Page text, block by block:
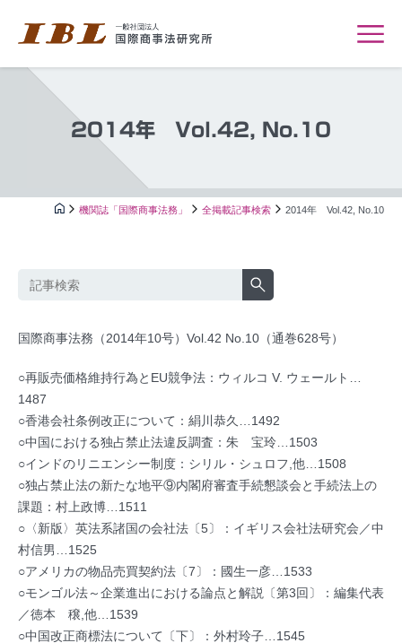
2014年 Vol.42, No.10
機関誌「国際商事法務」 全掲載記事検索 2014年 Vol.42, No.10
国際商事法務（2014年10号）Vol.42 No.10（通巻628号）
○再販売価格維持行為とEU競争法：ウィルコ V. ウェールト…
1487
○香港会社条例改正について：絹川恭久…1492
○中国における独占禁止法違反調査：朱 宝玲…1503
○インドのリニエンシー制度：シリル・シュロフ,他…1508
○独占禁止法の新たな地平⑨内閣府審査手続懇談会と手続法上の
課題：村上政博…1511
○〈新版〉英法系諸国の会社法〔5〕：イギリス会社法研究会／中
村信男…1525
○アメリカの物品売買契約法〔7〕：國生一彦…1533
○モンゴル法～企業進出における論点と解説〔第3回〕：編集代表
／徳本 穣,他…1539
○中国改正商標法について〔下〕：外村玲子…1545